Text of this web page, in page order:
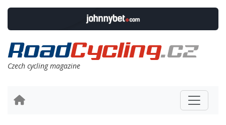
Czech cycling magazine